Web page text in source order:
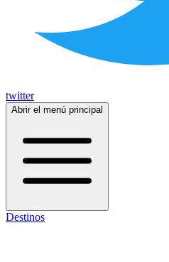
twitter
Abrir el menú principal
Destinos